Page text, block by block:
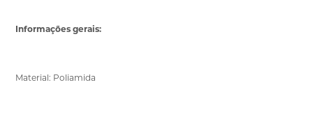
Informações gerais:
Material: Poliamida